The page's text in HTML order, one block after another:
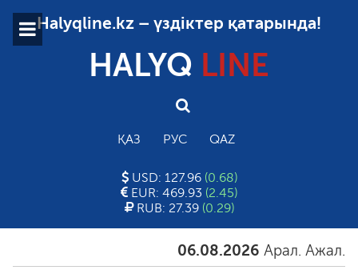
Halyqline.kz – үздіктер қатарында!
HALYQ LINE
ҚАЗ РУС QAZ
USD: 127.96 (0.68)
EUR: 469.93 (2.45)
RUB: 27.39 (0.29)
06.08.2026 Арал. Ажал.